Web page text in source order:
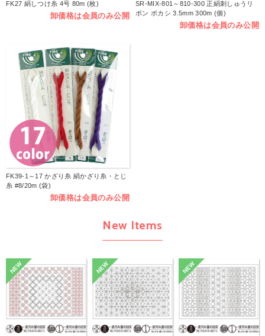
FK27 絹しつけ糸 4号 80m (枚)
卸価格は会員のみ公開
SR-MIX-801～810-300 正絹刺しゅうリ
ボン ボカシ 3.5mm 300m (個)
卸価格は会員のみ公開
FK39-1～17 かざり糸 絹かざり糸・とじ
糸 #8/20m (袋)
卸価格は会員のみ公開
New Items
NEW NEW NEW